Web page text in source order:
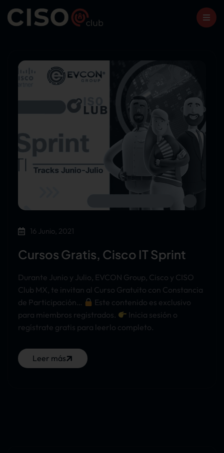
16 Junio, 2021
Cursos Gratis, Cisco IT Sprint
Durante Junio y Julio, EVCON Group, Cisco y CISO
Club MX, te invitan al Curso Gratuito con Constancia
de Participación…
Este contenido es exclusivo
para miembros registrados.
Inicia sesión o
regístrate gratis para leerlo completo.
Leer más